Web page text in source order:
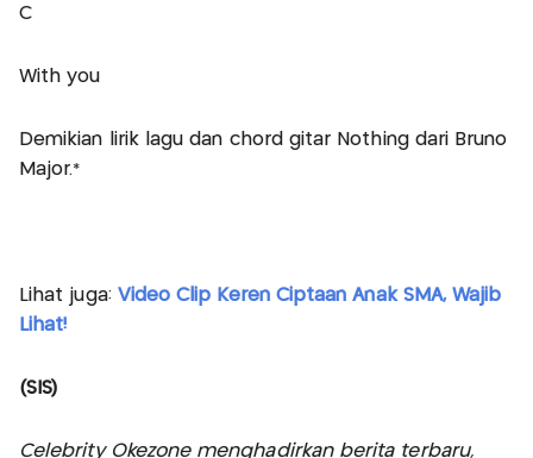
C
With you
Demikian lirik lagu dan chord gitar Nothing dari Bruno
Major.*
Lihat juga: Video Clip Keren Ciptaan Anak SMA, Wajib
Lihat!
(SIS)
Celebrity Okezone menghadirkan berita terbaru,